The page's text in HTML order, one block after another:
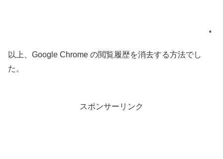
以上、Google Chrome の閲覧履歴を消去する方法でし
た。
スポンサーリンク